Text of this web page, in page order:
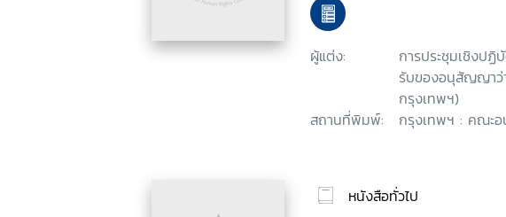
ผู้แต่ง:
การประชุมเชิงปฏิ
รับของอนุสัญญาว่
กรุงเทพฯ)
สถานที่พิมพ์:
กรุงเทพฯ : คณะอ
หนังสือทั่วไป